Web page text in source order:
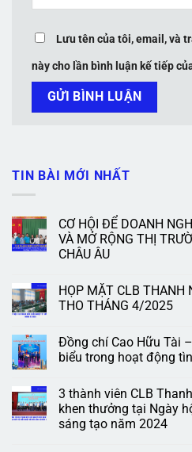
Lưu tên của tôi, email, và
này cho lần bình luận kế tiếp
TIN BÀI MỚI NHẤT
CƠ HỘI ĐỂ DOANH
VÀ MỞ RỘNG THỊ
CHÂU ÂU
HỌP MẶT CLB THANH
THO THÁNG 4/2025
Đồng chí Cao Hữu Tài
biểu trong hoạt động
3 thành viên CLB
khen thưởng tại Ngày
sáng tạo năm 2024